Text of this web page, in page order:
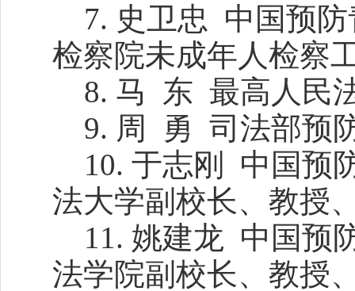
7. 史卫忠 中国预
检察院未成年人检察
8. 马 东 最高人民
9. 周 勇 司法部预
10. 于志刚 中国预
法大学副校长、教授
11. 姚建龙 中国预
法学院副校长、教授